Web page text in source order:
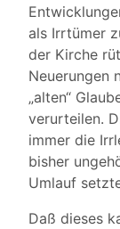
als Irrtümer
der Kirche
Neuerungen
„alten“
verurteilen.
immer die
bisher
Umlauf
Daß dieses